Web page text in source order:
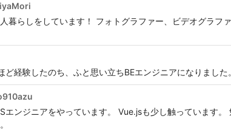
暮らしをしています！ フォトグラファー、ビデオグラ
ど経験したのち、ふと思い立ちBEエンジニアになりました
エンジニアをやっています。 Vue.jsも少し触っています